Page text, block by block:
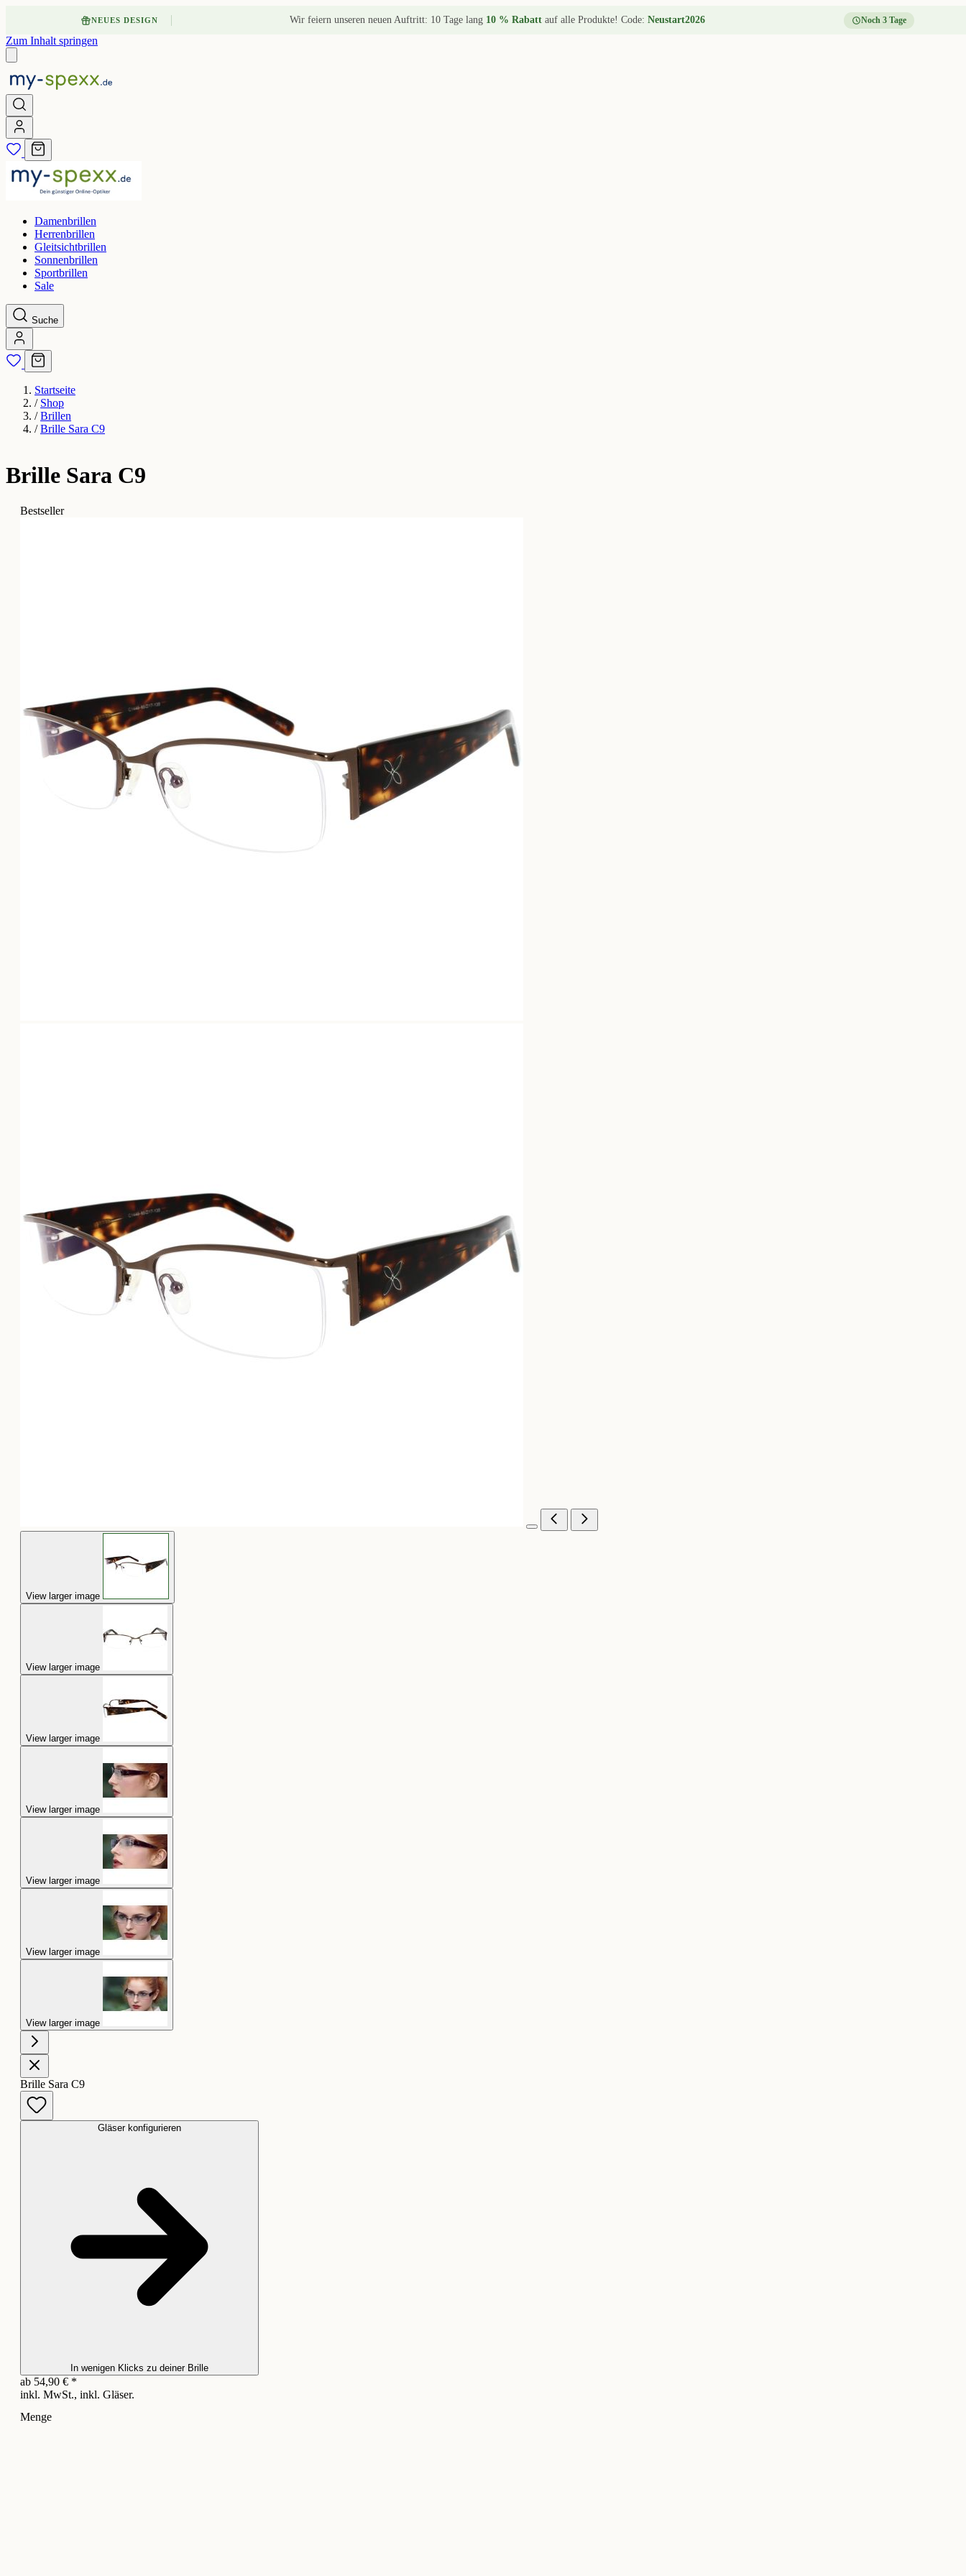
NEUES DESIGN Wir feiern unseren neuen Auftritt: 10 Tage lang 10 % Rabatt auf alle Produkte! Code: Neustart2026 Noch 3 Tage
Zum Inhalt springen
Damenbrillen
Herrenbrillen
Gleitsichtbrillen
Sonnenbrillen
Sportbrillen
Sale
Suche
Startseite
/ Shop
/ Brillen
/ Brille Sara C9
Brille Sara C9
Bestseller
View larger image
View larger image
View larger image
View larger image
View larger image
View larger image
View larger image
Brille Sara C9
Gläser konfigurieren
In wenigen Klicks zu deiner Brille
ab 54,90 € *
inkl. MwSt., inkl. Gläser.
Menge